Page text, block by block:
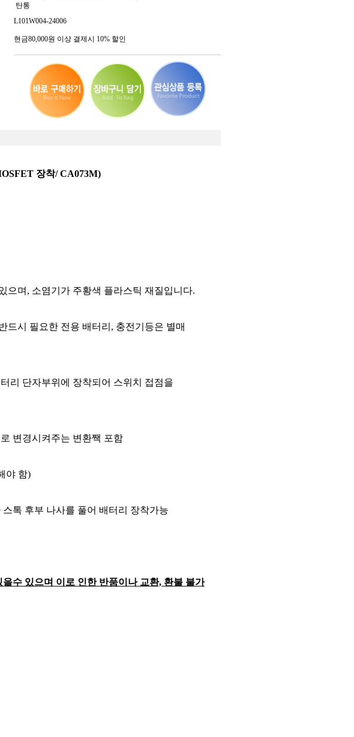
탄통
L101W004-24006
현금80,000원 이상 결제시 10% 할인
장착/ CA073M)
으며, 소염기가 주황색 플라스틱 재질입니다.
드시 필요한 전용 배터리, 충전기등은 별매
리 단자부위에 장착되어 스위치 접점을
변경시켜주는 변환짹 포함
야 함)
톡 후부 나사를 풀어 배터리 장착가능
수 있으며 이로 인한 반품이나 교환, 환불 불가